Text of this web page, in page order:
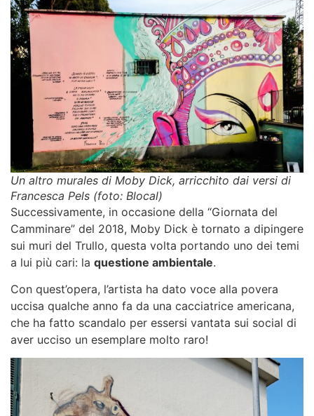
Un altro murales di Moby Dick, arricchito dai versi di
Francesca Pels (foto: Blocal)
Successivamente, in occasione della “Giornata del
Camminare” del 2018, Moby Dick è tornato a dipingere
sui muri del Trullo, questa volta portando uno dei temi
a lui più cari: la questione ambientale.
Con quest’opera, l’artista ha dato voce alla povera
uccisa qualche anno fa da una cacciatrice americana,
che ha fatto scandalo per essersi vantata sui social di
aver ucciso un esemplare molto raro!